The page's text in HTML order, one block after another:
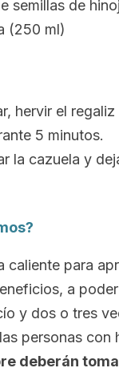
semillas de
(250 ml)
hervir el
5 minutos.
la cazuela y
caliente para
a
y dos o tres
personas con
deberán